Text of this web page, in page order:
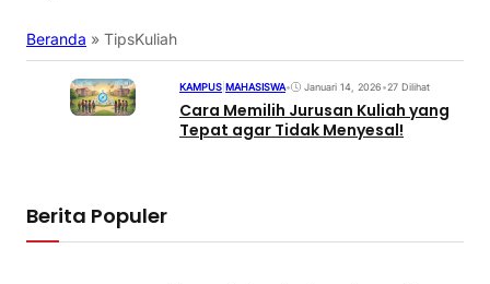
Beranda » TipsKuliah
KAMPUS MAHASISWA• Januari 14, 2026•27 Dilihat
Cara Memilih Jurusan Kuliah yang
Tepat agar Tidak Menyesal!
Berita Populer